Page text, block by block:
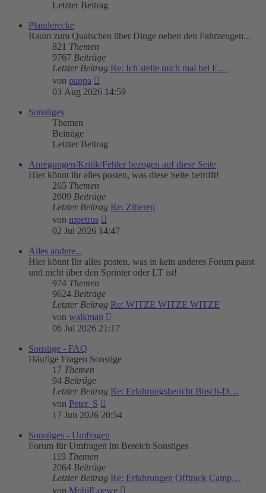
Letzter Beitrag
Plauderecke
Raum zum Quatschen über Dinge neben den Fahrzeugen...
821 Themen
9767 Beiträge
Letzter Beitrag Re: Ich stelle mich mal bei E…
von pappa
Beitrag
03 Aug 2026 14:59
Sonstiges
Themen
Beiträge
Letzter Beitrag
Anregungen/Kritik/Fehler bezogen auf diese Seite
Hier könnt ihr alles posten, was diese Seite betrifft!
265 Themen
2609 Beiträge
Letzter Beitrag Re: Zitieren
von mpetrus
Beitrag
02 Jul 2026 14:47
Alles andere...
Hier könnt Ihr alles posten, was in kein anderes Forum passt
und nicht über den Sprinter oder LT ist!
974 Themen
9624 Beiträge
Letzter Beitrag Re: WITZE WITZE WITZE
von walkman
Beitrag
06 Jul 2026 21:17
Sonstige - FAQ
Häufige Fragen Sonstige
17 Themen
94 Beiträge
Letzter Beitrag Re: Erfahrungsbericht Bosch-D…
von Peter_S
Beitrag
17 Jun 2026 20:54
Sonstiges - Umfragen
Forum für Umfragen im Bereich Sonstiges
119 Themen
2064 Beiträge
Letzter Beitrag Re: Erfahrungen Offtrack Camp…
von MobilLoewe